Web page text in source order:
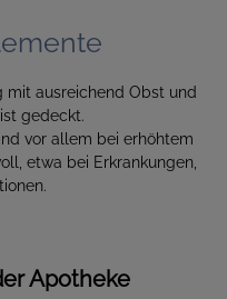
mit ausreichend Obst und
gedeckt.
vor allem bei erhöhtem
etwa bei Erkrankungen,
Apotheke